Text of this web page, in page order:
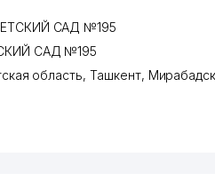
САД №195
САД №195
область,Ташкент,